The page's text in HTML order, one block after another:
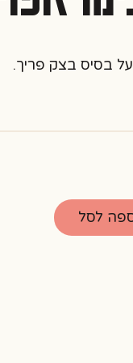
בסיס בצק פריך.
לסל